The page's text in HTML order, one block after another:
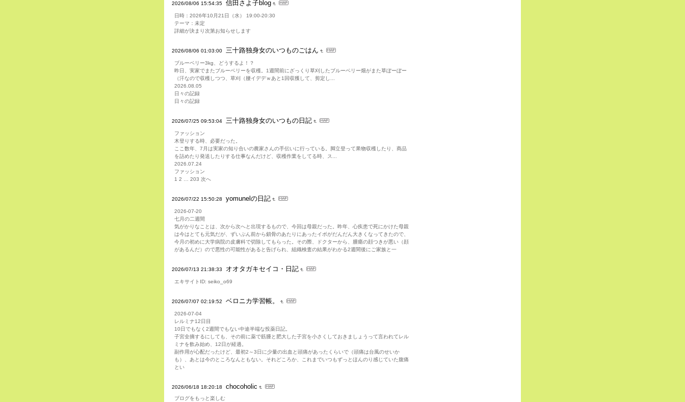
2026/08/06 15:54:35 信田さよ子blog
日時：2026年10月21日（水） 19:00-20:30
テーマ：未定
詳細が決まり次第お知らせします
2026/08/06 01:03:00 三十路独身女のいつものごはん
ブルーベリー3kg、どうするよ！？
昨日、実家でまたブルーベリーを収穫。1週間前にざっくり草刈したブルーベリー畑がまた草ぼーぼー
（汗なので収穫しつつ、草刈（腰イデデｗあと1回収獲して、剪定し...
2026.08.05
日々の記録
日々の記録
2026/07/25 09:53:04 三十路独身女のいつもの日記
ファッション
木登りする時、必要だった。
ここ数年、7月は実家の知り合いの農家さんの手伝いに行っている。脚立登って果物収穫したり、商品
を詰めたり発送したりする仕事なんだけど、収穫作業をしてる時、ス...
2026.07.24
ファッション
1 2 … 203 次へ
2026/07/22 15:50:28 yomunelの日記
2026-07-20
七月の二週間
気がかりなことは、次から次へと出現するもので、今回は母親だった。昨年、心疾患で死にかけた母親
は今はとても元気だが、ずいぶん前から鎖骨のあたりにあったイボがだんだん大きくなってきたので、
今月の初めに大学病院の皮膚科で切除してもらった。その際、ドクターから、腫瘍の顔つきが悪い（顔
があるんだ）ので悪性の可能性があると告げられ、組織検査の結果がわかる2週間後にご家族と一
2026/07/13 21:38:33 オオタガキセイコ・日記
エキサイトID: seiko_o69
2026/07/07 02:19:52 ベロニカ学習帳。
2026-07-04
レルミナ12日目
10日でもなく2週間でもない中途半端な投薬日記。
子宮全摘するにしても、その前に薬で筋腫と肥大した子宮を小さくしておきましょうって言われてレル
ミナを飲み始め、12日が経過。
副作用が心配だったけど、最初2～3日に少量の出血と頭痛があったくらいで（頭痛は台風のせいか
も）、あとは今のところなんともない。それどころか、これまでいつもずっとほんのり感じていた腹痛
とい
2026/06/18 18:20:18 chocoholic
ブログをもっと楽しむ